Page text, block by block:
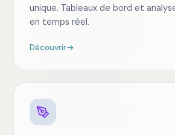
unique. Tableaux de bord et
en temps réel.
Découvrir→